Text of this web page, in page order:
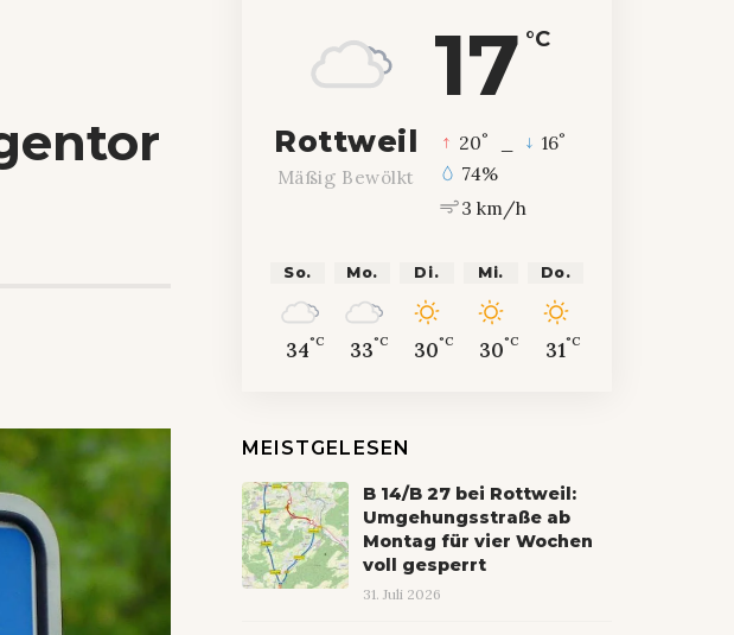
17 °C
Rottweil
Mäßig Bewölkt
20° 16°
74%
3 km/h
So.
34°C
Mo.
33°C
Di.
30°C
Mi.
30°C
Do.
31°C
MEISTGELESEN
B 14/B 27 bei Rottweil:
Umgehungsstraße ab
Montag für vier Wochen
voll gesperrt
31. Juli 2026